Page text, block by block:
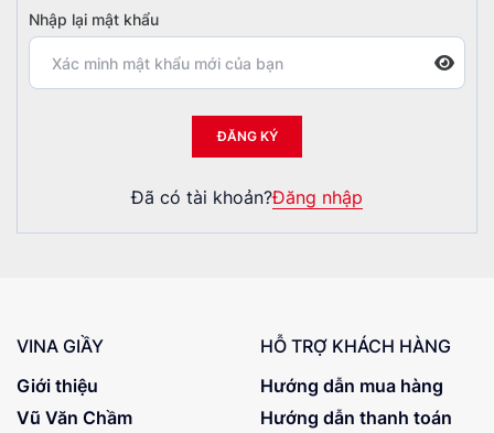
Nhập lại mật khẩu
ĐĂNG KÝ
Đã có tài khoản?Đăng nhập
VINA GIẦY
Giới thiệu
Vũ Văn Chầm
HỖ TRỢ KHÁCH HÀNG
Hướng dẫn mua hàng
Hướng dẫn thanh toán